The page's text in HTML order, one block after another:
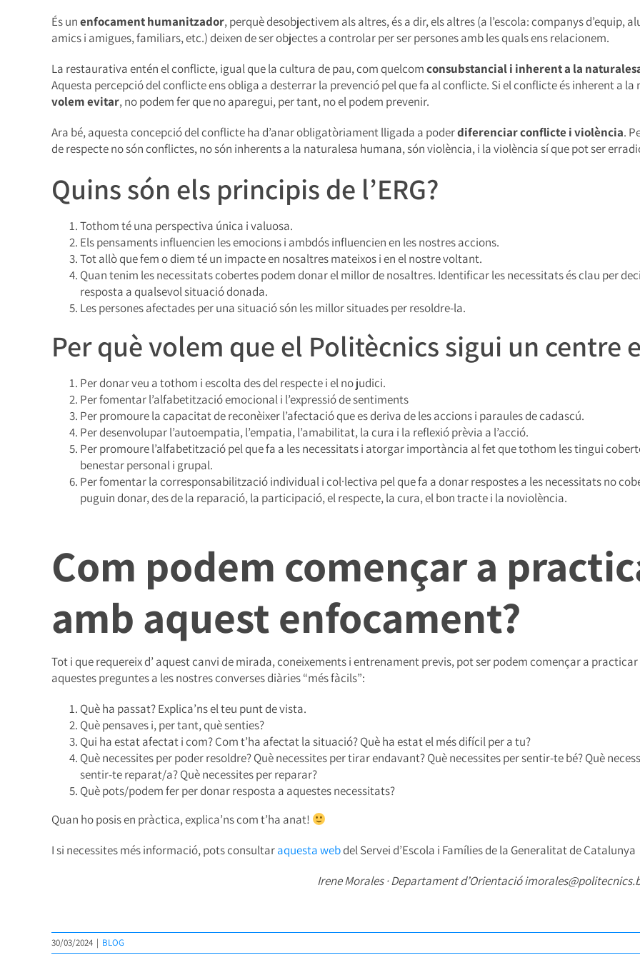
És unenfocament humanitzador, perquè desobjectivem als altres, és a dir, els altres (a l’escola: companys d’equip,
amics i amigues, familiars, etc.) deixen de ser objectes a controlar per ser persones amb les quals ens relacionem.
La restaurativa entén el conflicte, igual que la cultura de pau, com quelcomconsubstancial i inherent a la
Aquesta percepció del conflicte ens obliga a desterrar la prevenció pel que fa al conflicte. Si el conflicte és inherent a
volem evitar, no podem fer que no aparegui, per tant, no el podem prevenir.
Ara bé, aquesta concepció del conflicte ha d’anar obligatòriament lligada a poderdiferenciar conflicte i violència.
de respecte no són conflictes, no són inherents a la naturalesa humana, són violència, i la violència sí que pot ser
Quins són els principis de l’ERG?
Tothom té una perspectiva única i valuosa.
Els pensaments influencien les emocions i ambdós influencien en les nostres accions.
Tot allò que fem o diem té un impacte en nosaltres mateixos i en el nostre voltant.
Quan tenim les necessitats cobertes podem donar el millor de nosaltres. Identificar les necessitats és clau per
resposta a qualsevol situació donada.
Les persones afectades per una situació són les millor situades per resoldre-la.
Per què volem que el Politècnics sigui un centre
Per donar veu a tothom i escolta des del respecte i el no judici.
Per fomentar l’alfabetització emocional i l’expressió de sentiments
Per promoure la capacitat de reconèixer l’afectació que es deriva de les accions i paraules de cadascú.
Per desenvolupar l’autoempatia, l’empatia, l’amabilitat, la cura i la reflexió prèvia a l’acció.
Per promoure l’alfabetització pel que fa a les necessitats i atorgar importància al fet que tothom les tingui
benestar personal i grupal.
Per fomentar la corresponsabilització individual i col·lectiva pel que fa a donar respostes a les necessitats no
puguin donar, des de la reparació, la participació, el respecte, la cura, el bon tracte i la noviolència.
Com podem començar a
amb aquest enfocament?
Tot i que requereix d’ aquest canvi de mirada, coneixements i entrenament previs, pot ser podem començar a
aquestes preguntes a les nostres converses diàries “més fàcils”:
Què ha passat? Explica’ns el teu punt de vista.
Què pensaves i, per tant, què senties?
Qui ha estat afectat i com? Com t’ha afectat la situació? Què ha estat el més difícil per a tu?
Què necessites per poder resoldre? Què necessites per tirar endavant? Què necessites per sentir-te bé? Què
sentir-te reparat/a? Què necessites per reparar?
Què pots/podem fer per donar resposta a aquestes necessitats?
Quan ho posis en pràctica, explica’ns com t’ha anat!
I si necessites més informació, pots consultaraquesta webdel Servei d’Escola i Famílies de la Generalitat de Catalunya
Irene Morales · Departament d’Orientació
30/03/2024 | BLOG